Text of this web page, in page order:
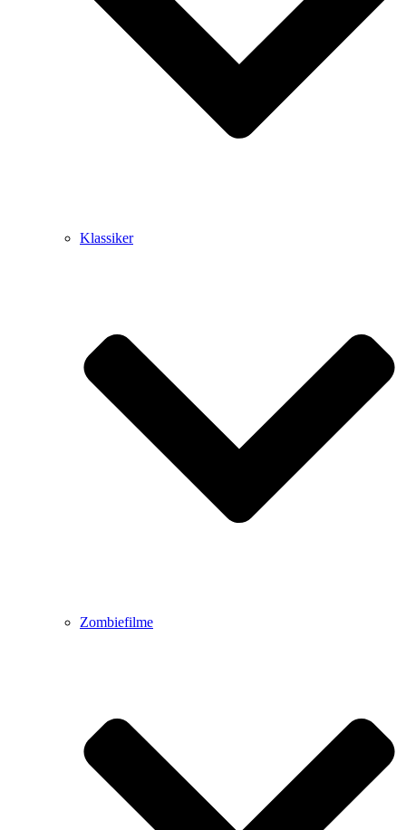
Klassiker
Zombiefilme